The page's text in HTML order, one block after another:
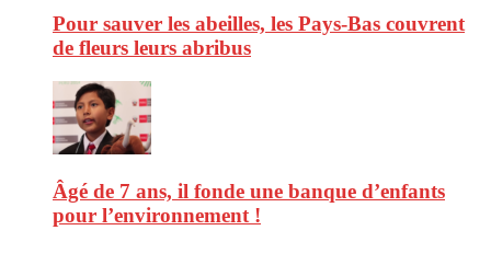
Pour sauver les abeilles, les Pays-Bas couvrent
de fleurs leurs abribus
Âgé de 7 ans, il fonde une banque d’enfants
pour l’environnement !